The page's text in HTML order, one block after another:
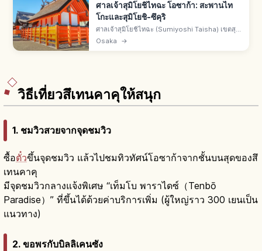
ศาลเจ้าสุมิโยชิไทฉะ โอซาก้า: สะพานไท
โกะและสุมิโยชิ-ซึคุริ
ศาลเจ้าสุมิโยชิไทฉะ (Sumiyoshi Taisha) เขตสุมิ
โยชิ เมืองโอซาก้า ศาลเจ้าหลักของเครือสุมิโยชิ
Osaka →
วิธีเที่ยวสึเทนคาคุให้สนุก
1. ชมวิวสวยจากจุดชมวิว
ซื้อตั๋วขึ้นจุดชมวิว แล้วไปชมทิวทัศน์โอซาก้าจากชั้นบนสุดของสึ
เทนคาคุ
มีจุดชมวิวกลางแจ้งพิเศษ “เท็มโบ พาราไดซ์（Tenbō
Paradise）” ที่ขึ้นได้ด้วยค่าบริการเพิ่ม (ผู้ใหญ่ราว 300 เยนเป็น
แนวทาง)
2. ขอพรกับบิลลิเคนซัง